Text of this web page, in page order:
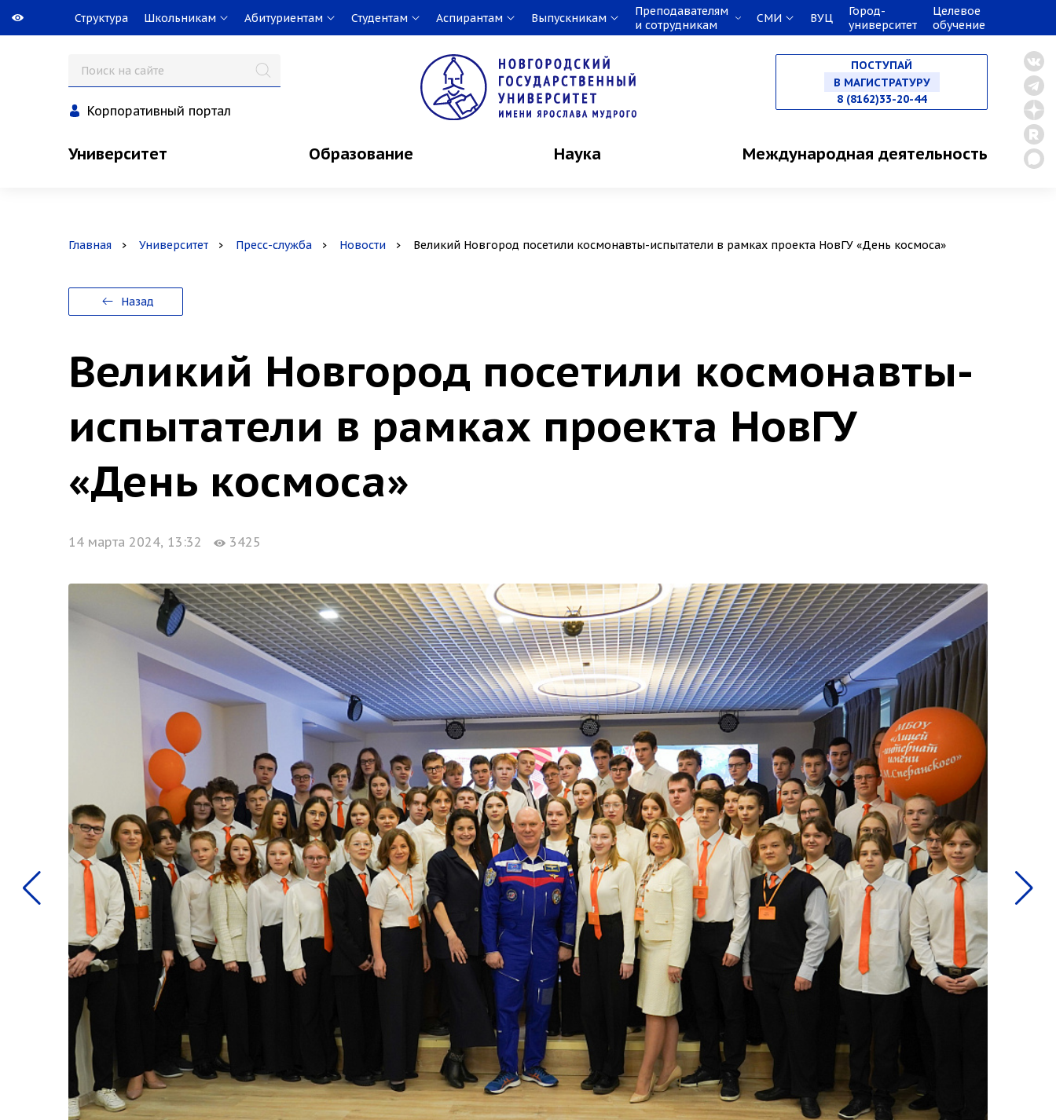
Структура Школьникам Абитуриентам Студентам Аспирантам Выпускникам
Преподавателям
и сотрудникам
СМИ ВУЦ
Город-
университет
Целевое
обучение
Корпоративный портал
ПОСТУПАЙ
НА СПЕЦИАЛИТЕТ
В МАГИСТРАТУРУ
8 (8162)33-20-44
Университет Образование Наука Международная деятельность
Главная Университет Пресс-служба Новости Великий Новгород посетили космонавты-испытатели в рамках проекта НовГУ «День космоса»
Назад
Великий Новгород посетили космонавты-
испытатели в рамках проекта НовГУ
«День космоса»
14 марта 2024, 13:32 3425